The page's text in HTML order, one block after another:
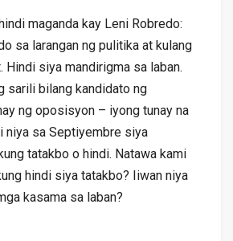
maganda kay Leni Robredo:
sa larangan ng pulitika at kulang
Hindi siya mandirigma sa laban.
sarili bilang kandidato ng
ng oposisyon – iyong tunay na
niya sa Septiyembre siya
tatakbo o hindi. Natawa kami
hindi siya tatakbo? Iiwan niya
kasama sa laban?